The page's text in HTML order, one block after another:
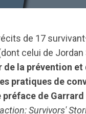
de 17
celui de Jordan
la prévention et
pratiques de
préface de
Survivors'